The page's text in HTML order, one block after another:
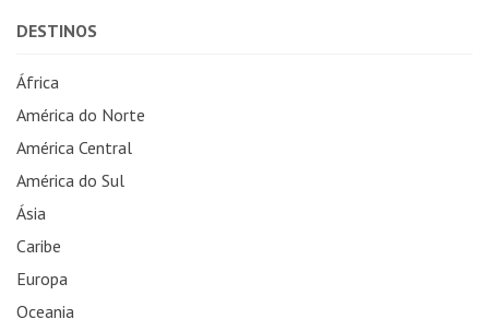
DESTINOS
África
América do Norte
América Central
América do Sul
Ásia
Caribe
Europa
Oceania